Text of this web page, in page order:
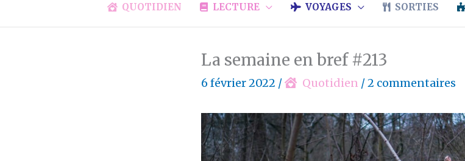
QUOTIDIEN LECTURE VOYAGES SORTIES
La semaine en bref #213
6 février 2022 / Quotidien /2 commentaires